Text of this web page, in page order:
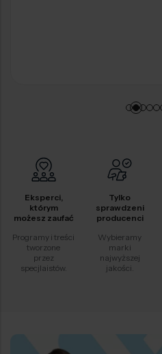
Eksperci,
którym
możesz zaufać
Programy i treści
tworzone
przez
specjlaistów.
Tylko
sprawdzeni
producenci
Wybieramy
marki
najwyższej
jakości.